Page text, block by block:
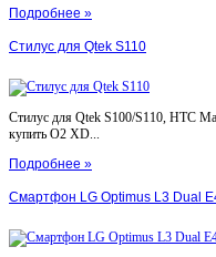
Подробнее »
Стилус для Qtek S110
Стилус для Qtek S100/S110, HTC
купить O2 XD...
Подробнее »
Смартфон LG Optimus L3 Dual